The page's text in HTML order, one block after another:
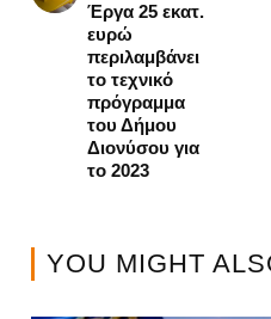
Έργα 25 εκατ.
ευρώ
περιλαμβάνει
το τεχνικό
πρόγραμμα
του Δήμου
Διονύσου για
το 2023
YOU MIGHT